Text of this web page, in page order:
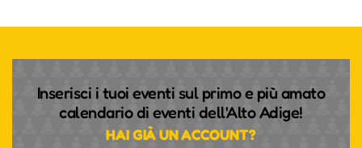
Inserisci i tuoi eventi sul primo e più amato
calendario di eventi dell'Alto Adige!
HAI GIÀ UN ACCOUNT?